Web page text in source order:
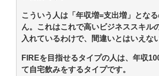
こういう人は「年収増=支出増」とな
ん。これはこれで高いビジネススキル
入れているわけで、間違いとはいえな
FIREを目指せるタイプの人は、年収
て自宅飲みをするタイプです。